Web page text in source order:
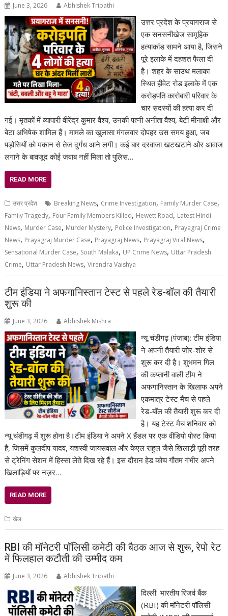
June 3, 2026 Abhishek Tripathi
उत्तर प्रदेश के प्रयागराज से
एक सनसनीखेज सामूहिक
हत्याकांड सामने आया है, जिसने
पूरे इलाके में दहशत फैला दी
है। शहर के साउथ मलाका
स्थित हीवेट रोड इलाके में एक
करोड़पति कारोबारी परिवार के
चार सदस्यों की हत्या कर दी
गई। मृतकों में व्यापारी वीरेंद्र कुमार वैश्य, उनकी पत्नी अनीता वैश्य, बेटी मीनाक्षी और
बेटा अभिषेक शामिल हैं। मामले का खुलासा मंगलवार दोपहर उस समय हुआ, जब
पड़ोसियों को मकान से तेज दुर्गंध आने लगी। कई बार दरवाजा खटखटाने और आवाज
लगाने के बावजूद कोई जवाब नहीं मिला तो पुलिस…
READ MORE
उत्तर प्रदेश Breaking News, Crime Investigation, Family Murder Case,
Family Tragedy, Four Family Members Killed, Hewett Road, Latest Hindi
News, Murder Case, Murder Mystery, Police Investigation, Prayagraj Crime
News, Prayagraj Murder Case, Prayagraj News, Prayagraj Viral News,
Sensational Murder Case, South Malaka, UP Crime News, Uttar Pradesh
Crime, Uttar Pradesh News,Virendra Vaishya
टीम इंडिया ने अफगानिस्तान टेस्ट से पहले रेड-बॉल की तैयारी
शुरू की
June 3, 2026 Abhishek Mishra
न्यू चंडीगढ़ (पंजाब): टीम इंडिया
ने अपनी तैयारी ज़ोर-शोर से
शुरू कर दी है। शुभमन गिल
की कप्तानी वाली टीम ने
अफगानिस्तान के खिलाफ अपने
एकमात्र टेस्ट मैच से पहले
रेड-बॉल की तैयारी शुरू कर दी
है। यह टेस्ट मैच शनिवार को
न्यू चंडीगढ़ में शुरू होना है।टीम इंडिया ने अपने X हैंडल पर एक वीडियो पोस्ट किया
है, जिसमें कुलदीप यादव, यशस्वी जायसवाल और केएल राहुल जैसे खिलाड़ी पूरी तरह
से ट्रेनिंग सेशन में हिस्सा लेते दिख रहे हैं। इस दौरान हेड कोच गौतम गंभीर अपने
खिलाड़ियों पर नज़र…
READ MORE
खेल
RBI की मॉनेटरी पॉलिसी कमेटी की बैठक आज से शुरू, रेपो रेट
में फिलहाल कटौती की उम्मीद कम
June 3, 2026 Abhishek Tripathi
दिल्ली: भारतीय रिजर्व बैंक
(RBI) की मॉनेटरी पॉलिसी